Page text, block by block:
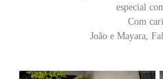
especial
Com
João e Mayara,